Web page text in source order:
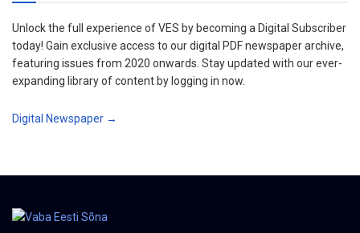
Unlock the full experience of VES by becoming a Digital Subscriber
today! Gain exclusive access to our digital PDF newspaper archive,
featuring issues from 2020 onwards. Stay updated with our ever-
expanding library of content by logging in now.
Digital Newspaper →